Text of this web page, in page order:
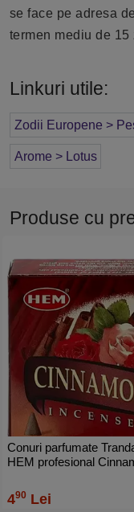
se face pe adresa
termen mediu de 15
Linkuri utile:
Zodii Europene >
Arome > Lotus
Produse cu
Conuri parfumate
HEM profesional
490 Lei